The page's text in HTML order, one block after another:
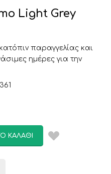
Light Grey
παραγγελίας και
ημέρες για την
ΚΑΛΆΘΙ